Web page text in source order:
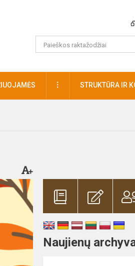
DAUGIAUSTRUKTŪRA IR
Naujienų